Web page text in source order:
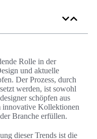
Rolle in der
und aktuelle
Der Prozess, durch
werden, ist sowohl
schöpfen aus
innovative Kollektionen
Branche erfüllen.
dieser Trends ist die